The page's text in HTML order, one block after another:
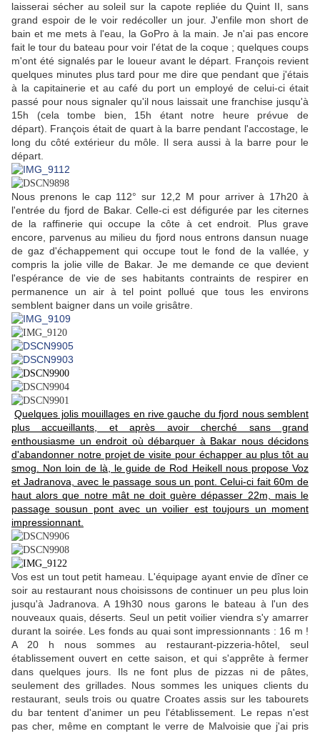
laisserai sécher au soleil sur la capote repliée du Quint II, sans
grand espoir de le voir redécoller un jour. J'enfile mon short de
bain et me mets à l'eau, la GoPro à la main. Je n'ai pas encore
fait le tour du bateau pour voir l'état de la coque ; quelques coups
m'ont été signalés par le loueur avant le départ. François revient
quelques minutes plus tard pour me dire que pendant que j'étais
à la capitainerie et au café du port un employé de celui-ci était
passé pour nous signaler qu'il nous laissait une franchise jusqu'à
15h (cela tombe bien, 15h étant notre heure prévue de
départ). François était de quart à la barre pendant l'accostage, le
long du côté extérieur du môle. Il sera aussi à la barre pour le
départ.
Nous prenons le cap 112° sur 12,2 M pour arriver à 17h20 à
l'entrée du fjord de Bakar. Celle-ci est défigurée par les citernes
de la raffinerie qui occupe la côte à cet endroit. Plus grave
encore, parvenus au milieu du fjord nous entrons dansun nuage
de gaz d'échappement qui occupe tout le fond de la vallée, y
compris la jolie ville de Bakar. Je me demande ce que devient
l'espérance de vie de ses habitants contraints de respirer en
permanence un air à tel point pollué que tous les environs
semblent baigner dans un voile grisâtre.
Quelques jolis mouillages en rive gauche du fjord nous semblent
plus accueillants, et après avoir cherché sans grand
enthousiasme un endroit où débarquer à Bakar nous décidons
d'abandonner notre projet de visite pour échapper au plus tôt au
smog. Non loin de là, le guide de Rod Heikell nous propose Voz
et Jadranova, avec le passage sous un pont. Celui-ci fait 60m de
haut alors que notre mât ne doit guère dépasser 22m, mais le
passage sousun pont avec un voilier est toujours un moment
impressionnant.
Vos est un tout petit hameau. L'équipage ayant envie de dîner ce
soir au restaurant nous choisissons de continuer un peu plus loin
jusqu'à Jadranova. A 19h30 nous garons le bateau à l'un des
nouveaux quais, déserts. Seul un petit voilier viendra s'y amarrer
durant la soirée. Les fonds au quai sont impressionnants : 16 m !
A 20 h nous sommes au restaurant-pizzeria-hôtel, seul
établissement ouvert en cette saison, et qui s'apprête à fermer
dans quelques jours. Ils ne font plus de pizzas ni de pâtes,
seulement des grillades. Nous sommes les uniques clients du
restaurant, seuls trois ou quatre Croates assis sur les tabourets
du bar tentent d'animer un peu l'établissement. Le repas n'est
pas cher, même en comptant le verre de Malvoisie que j'ai pris